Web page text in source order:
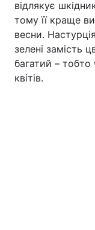
відлякує
тому її краще
весни.
зелені замість
багатий – тобто
квітів.